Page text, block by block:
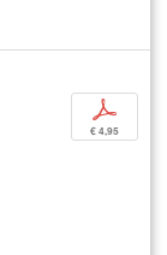
p
€ 4,95